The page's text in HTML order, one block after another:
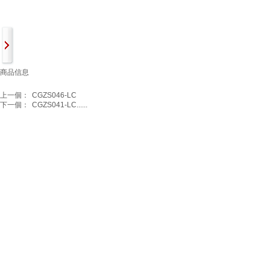
商品信息
上一個：
CGZS046-LC
下一個：
CGZS041-LC......